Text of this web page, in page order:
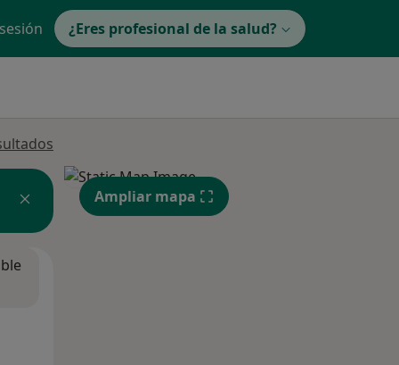
¿Eres profesional de la salud?
Ampliar mapa